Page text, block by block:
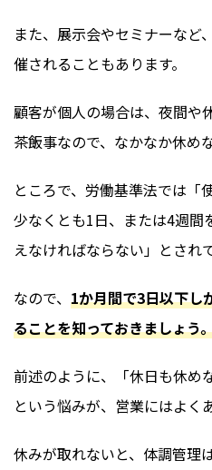
また、展示会やセミナーなど
催されることもあります。
顧客が個人の場合は、夜間や
茶飯事なので、なかなか休め
ところで、労働基準法では「
少なくとも1日、または4週間
えなければならない」とされ
なので、 1か月間で3日以下し
ることを知っておきましょう
前述のように、「休日も休め
という悩みが、営業にはよく
休みが取れないと、体調管理